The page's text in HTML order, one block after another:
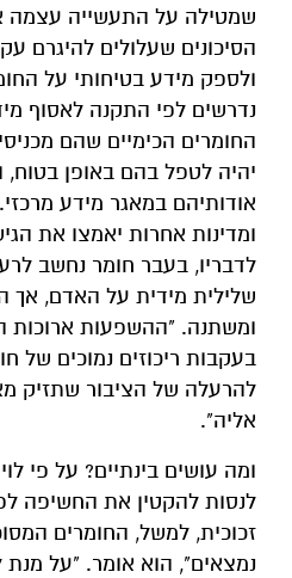
שמטילה על התעשייה עצמה
הסיכונים שעלולים להיגרם
ולספק מידע בטיחותי על
נדרשים לפי התקנה לאסוף
החומרים הכימיים שהם
יהיה לטפל בהם באופן
אודותיהם במאגר מידע
ומדינות אחרות יאמצו את
לדבריו, בעבר חומר נחשב
שלילית מידית על האדם, אך
ומשתנה. "ההשפעות ארוכות
בעקבות ריכוזים נמוכים של
להרעלה של הציבור שתזיק
אליה".
ומה עושים בינתיים? על פי
לנסות להקטין את החשיפה
זכוכית, למשל, החומרים
נמצאים", הוא אומר. "על מנת